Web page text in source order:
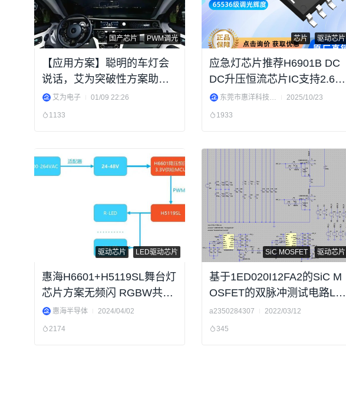
国产芯片 PWM调光
【应用方案】聪明的车灯会
说话，艾为突破性方案助力
车灯交互升级
艾为电子 01/09 22:26
1133
芯片 驱动芯片
应急灯芯片推荐H6901B DC
DC升压恒流芯片IC支持2.6V
3.3V3.7V12V30V36V
东莞市惠洋科技有限公司 2025/10/23
1933
驱动芯片 LED驱动芯片
惠海H6601+H5119SL舞台灯
芯片方案无频闪 RGBW共阳
12V/24V/36V大功率
惠海半导体 2024/04/02
2174
SiC MOSFET 驱动芯片
基于1ED020I12FA2的SiC M
OSFET的双脉冲测试电路LT
Spice仿真
a2350284307 2022/03/12
345